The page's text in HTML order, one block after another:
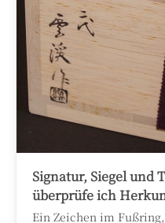
Signatur, Siegel und
überprüfe ich
Ein Zeichen im